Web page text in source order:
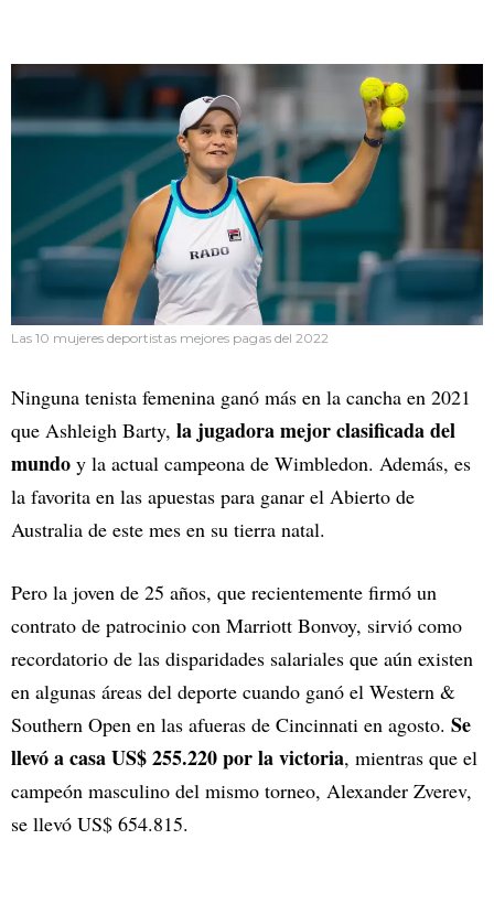
Las 10 mujeres deportistas mejores pagas del 2022
Ninguna tenista femenina ganó más en la cancha en 2021
que Ashleigh Barty, la jugadora mejor clasificada del
mundo y la actual campeona de Wimbledon. Además, es
la favorita en las apuestas para ganar el Abierto de
Australia de este mes en su tierra natal.
Pero la joven de 25 años, que recientemente firmó un
contrato de patrocinio con Marriott Bonvoy, sirvió como
recordatorio de las disparidades salariales que aún existen
en algunas áreas del deporte cuando ganó el Western &
Southern Open en las afueras de Cincinnati en agosto. Se
llevó a casa US$ 255.220 por la victoria, mientras que el
campeón masculino del mismo torneo, Alexander Zverev,
se llevó US$ 654.815.